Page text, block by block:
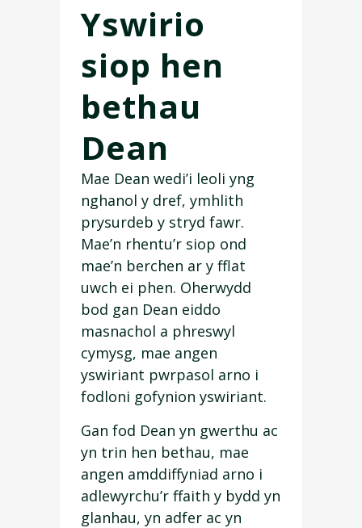
Yswirio
siop hen
bethau
Dean
Mae Dean wedi’i leoli yng
nghanol y dref, ymhlith
prysurdeb y stryd fawr.
Mae’n rhentu’r siop ond
mae’n berchen ar y fflat
uwch ei phen. Oherwydd
bod gan Dean eiddo
masnachol a phreswyl
cymysg, mae angen
yswiriant pwrpasol arno i
fodloni gofynion yswiriant.
Gan fod Dean yn gwerthu ac
yn trin hen bethau, mae
angen amddiffyniad arno i
adlewyrchu’r ffaith y bydd yn
glanhau, yn adfer ac yn